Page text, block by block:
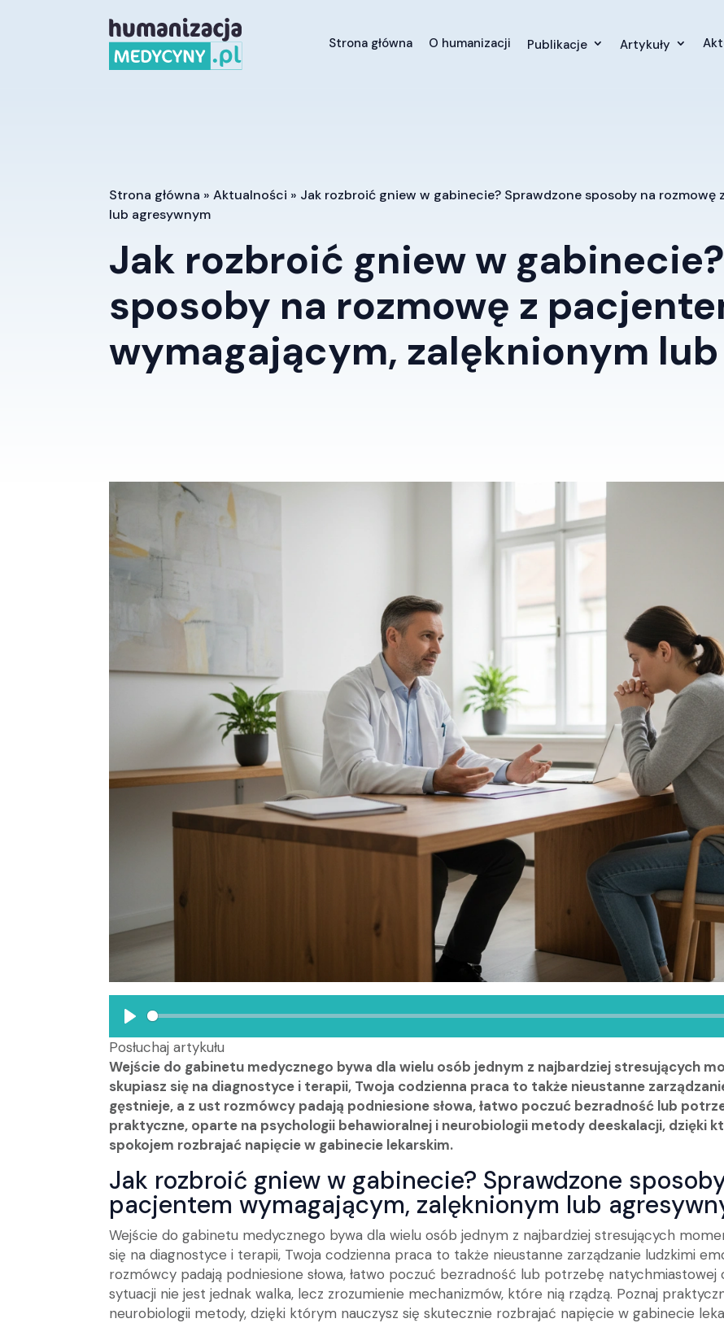
Strona główna O humanizacji Publikacje Artykuły
Strona główna »Aktualności » Jak rozbroić gniew w gabinecie? Sprawdzone sposoby na
lub agresywnym
Jak rozbroić gniew w
sposoby na rozmowę z
wymagającym, zalęknionym
Play
Posłuchaj artykułu
Wejście do gabinetu medycznego bywa dla wielu osób jednym z najbardziej stresujących
skupiasz się na diagnostyce i terapii, Twoja codzienna praca to także nieustanne
gęstnieje, a z ust rozmówcy padają podniesione słowa, łatwo poczuć bezradność lub
praktyczne, oparte na psychologii behawioralnej i neurobiologii metody deeskalacji, dzięki
spokojem rozbrajać napięcie w gabinecie lekarskim.
Jak rozbroić gniew w gabinecie? Sprawdzone
pacjentem wymagającym, zalęknionym lub
Wejście do gabinetu medycznego bywa dla wielu osób jednym z najbardziej stresujących
się na diagnostyce i terapii, Twoja codzienna praca to także nieustanne zarządzanie ludzkimi
rozmówcy padają podniesione słowa, łatwo poczuć bezradność lub potrzebę
sytuacji nie jest jednak walka, lecz zrozumienie mechanizmów, które nią rządzą. Poznaj
neurobiologii metody, dzięki którym nauczysz się skutecznie rozbrajać napięcie w gabinecie